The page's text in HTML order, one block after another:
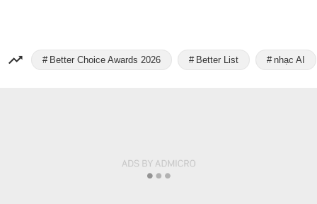
Better Choice Awards 2026 Better List nhạc AI